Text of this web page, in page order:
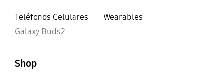
Teléfonos Celulares
Wearables
Galaxy Buds2
Shop